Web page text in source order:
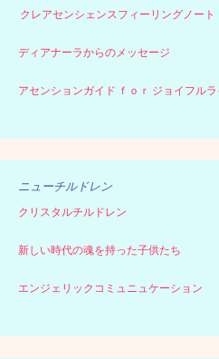
クレアセンシェンスフィーリングノート
ディアナーラからのメッセージ
アセンションガイド ｆｏｒ ジョイフル
ニューチルドレン
クリスタルチルドレン
新しい時代の魂を持った子供たち
エンジェリックコミュニュケーション